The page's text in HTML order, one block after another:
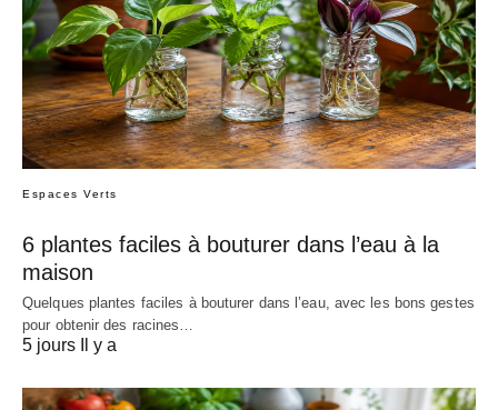
Espaces Verts
6 plantes faciles à bouturer dans l’eau à la
maison
Quelques plantes faciles à bouturer dans l’eau, avec les bons gestes
pour obtenir des racines…
5 jours Il y a